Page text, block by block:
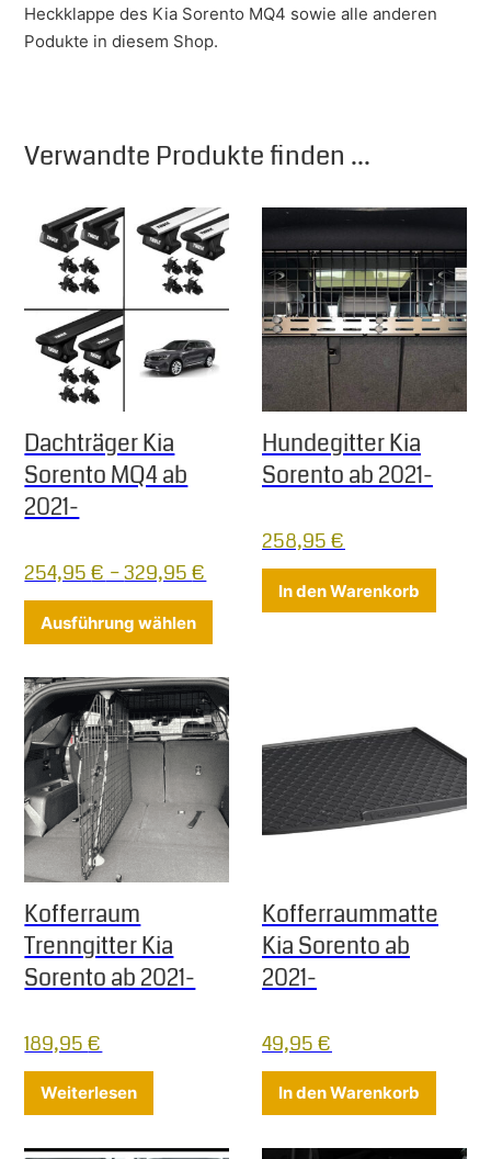
Heckklappe des Kia Sorento MQ4 sowie alle anderen
Podukte in diesem Shop.
Verwandte Produkte finden ...
Dachträger Kia
Sorento MQ4 ab
2021-
254,95€ –329,95€
Ausführung wählen Dieses Produkt weist mehrere
Hundegitter Kia
Sorento ab 2021-
258,95€
In den Warenkorb
Kofferraum
Trenngitter Kia
Sorento ab 2021-
189,95€
Weiterlesen
Kofferraummatte
Kia Sorento ab
2021-
49,95€
In den Warenkorb